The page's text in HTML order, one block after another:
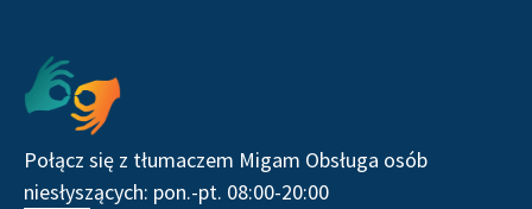
Połącz się z tłumaczem Migam Obsługa osób
niesłyszących: pon.-pt. 08:00-20:00
Serwisy społecznościowe